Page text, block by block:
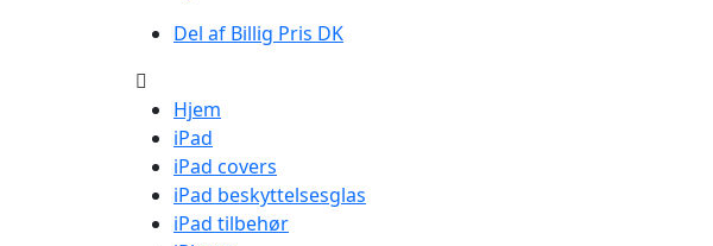
Del af Billig Pris DK
Hjem
iPad
iPad covers
iPad beskyttelsesglas
iPad tilbehør